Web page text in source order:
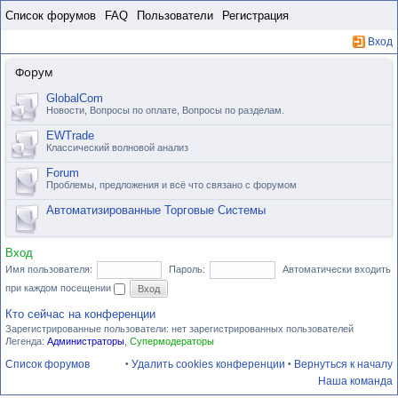
Список форумов FAQ Пользователи Регистрация
Вход
Форум
GlobalCom
Новости, Вопросы по оплате, Вопросы по разделам.
EWTrade
Классический волновой анализ
Forum
Проблемы, предложения и всё что связано с форумом
Автоматизированные Торговые Системы
Вход
Имя пользователя: Пароль:
Автоматически входить
при каждом посещении
Кто сейчас на конференции
Зарегистрированные пользователи: нет зарегистрированных пользователей
Легенда: Администраторы Супермодераторы
Список форумов • Вернуться к началу
• Удалить cookies конференции
Наша команда